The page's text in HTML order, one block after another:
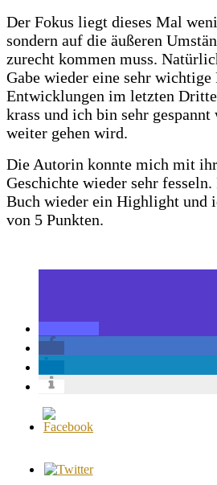
Der Fokus liegt dieses Mal
sondern auf die äußeren
zurecht kommen muss.
Gabe wieder eine sehr
Entwicklungen im letzten
krass und ich bin sehr
weiter gehen wird.
Die Autorin konnte mich mit
Geschichte wieder sehr
Buch wieder ein Highlight und
von 5 Punkten.